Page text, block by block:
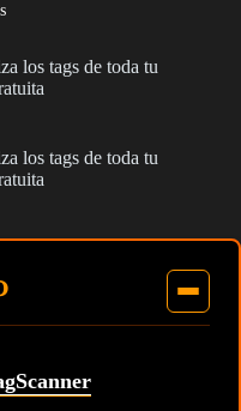
los tags de toda tu
los tags de toda tu